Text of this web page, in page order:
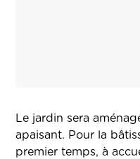
Le jardin sera
apaisant. Pour la
premier temps, à